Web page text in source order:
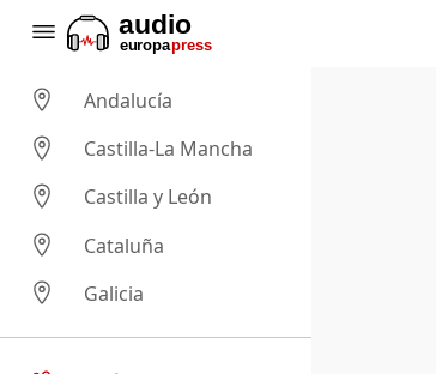
Andalucía
Castilla-La Mancha
Castilla y León
Cataluña
Galicia